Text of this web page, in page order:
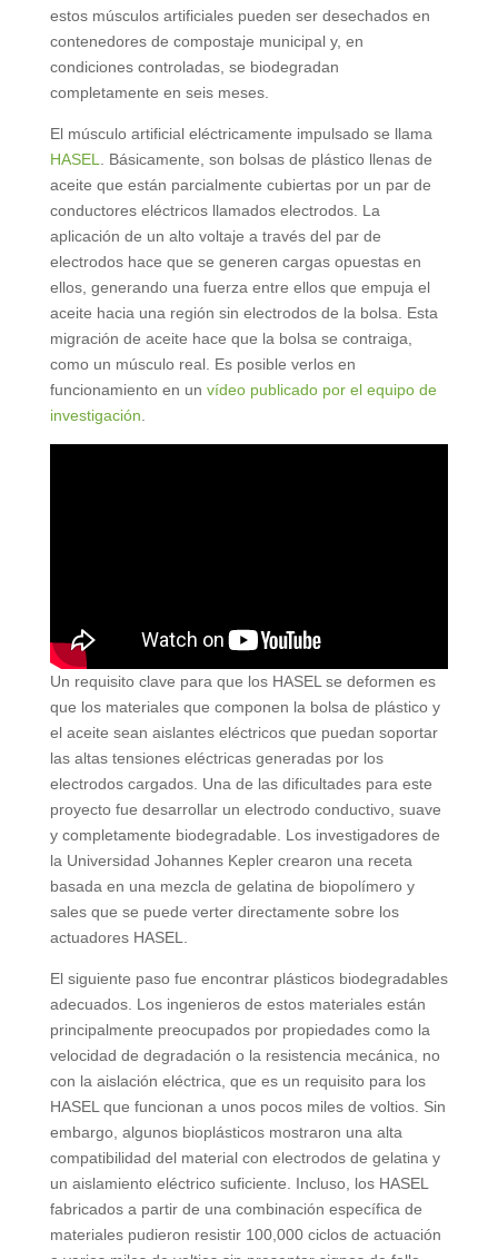
estos músculos artificiales pueden ser desechados en
contenedores de compostaje municipal y, en
condiciones controladas, se biodegradan
completamente en seis meses.
El músculo artificial eléctricamente impulsado se llama
HASEL
. Básicamente, son bolsas de plástico llenas de
aceite que están parcialmente cubiertas por un par de
conductores eléctricos llamados electrodos. La
aplicación de un alto voltaje a través del par de
electrodos hace que se generen cargas opuestas en
ellos, generando una fuerza entre ellos que empuja el
aceite hacia una región sin electrodos de la bolsa. Esta
migración de aceite hace que la bolsa se contraiga,
como un músculo real. Es posible verlos en
funcionamiento en un vídeo publicado por el equipo de
investigación
Un requisito clave para que los HASEL se deformen es
que los materiales que componen la bolsa de plástico y
el aceite sean aislantes eléctricos que puedan soportar
las altas tensiones eléctricas generadas por los
electrodos cargados. Una de las dificultades para este
proyecto fue desarrollar un electrodo conductivo, suave
y completamente biodegradable. Los investigadores de
la Universidad Johannes Kepler crearon una receta
basada en una mezcla de gelatina de biopolímero y
sales que se puede verter directamente sobre los
actuadores HASEL.
El siguiente paso fue encontrar plásticos biodegradables
adecuados. Los ingenieros de estos materiales están
principalmente preocupados por propiedades como la
velocidad de degradación o la resistencia mecánica, no
con la aislación eléctrica, que es un requisito para los
HASEL que funcionan a unos pocos miles de voltios. Sin
embargo, algunos bioplásticos mostraron una alta
compatibilidad del material con electrodos de gelatina y
un aislamiento eléctrico suficiente. Incluso, los HASEL
fabricados a partir de una combinación específica de
materiales pudieron resistir 100,000 ciclos de actuación